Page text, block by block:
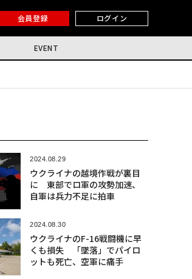
会員登録 ログイン
EVENT
2024.08.29
ウクライナの越境作戦が裏目
に 東部でロ軍の攻勢加速、
自軍は兵力不足に拍車
2024.08.30
ウクライナのF-16戦闘機に早
くも損失 「墜落」でパイロ
ットも死亡、空軍に痛手